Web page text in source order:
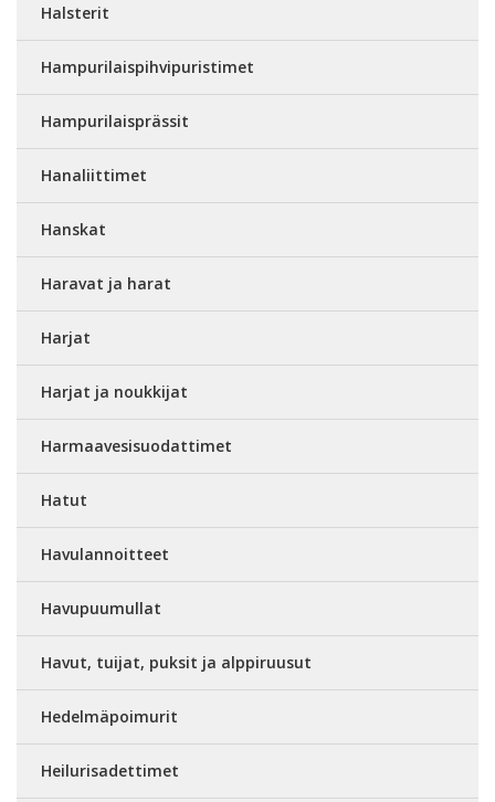
Halsterit
Hampurilaispihvipuristimet
Hampurilaisprässit
Hanaliittimet
Hanskat
Haravat ja harat
Harjat
Harjat ja noukkijat
Harmaavesisuodattimet
Hatut
Havulannoitteet
Havupuumullat
Havut, tuijat, puksit ja alppiruusut
Hedelmäpoimurit
Heilurisadettimet